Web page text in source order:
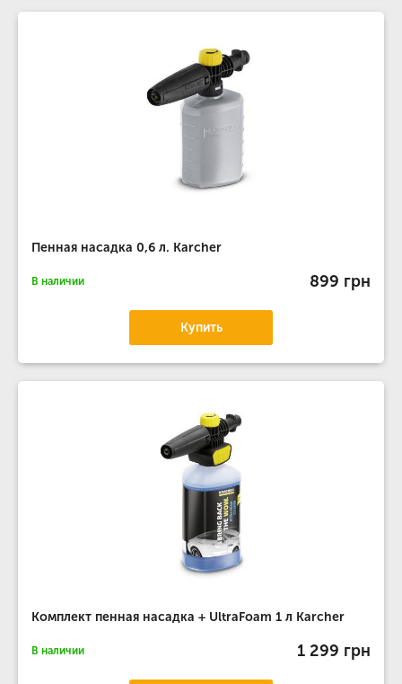
Пенная насадка 0,6 л. Karcher
В наличии 899 грн
Купить
Комплект пенная насадка + UltraFoam 1 л Karcher
В наличии 1 299 грн